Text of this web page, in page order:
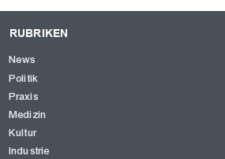
RUBRIKEN
News
Politik
Praxis
Medizin
Kultur
Industrie